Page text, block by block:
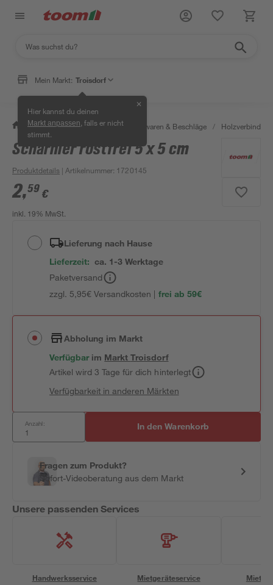
Mein Markt: Troisdorf
Hier kannst du deinen
Markt anpassen , falls er nicht
stimmt.
✕
/ Werkstatt & Maschinen / Eisenwaren & Beschläge / Holzverbinder
Scharnier rostfrei 5 x 5 cm
Produktdetails | Artikelnummer: 1720145
2,59 €
inkl. 19% MwSt.
Lieferung nach Hause
Lieferzeit: ca. 1-3 Werktage
Paketversand
zzgl. 5,95€ Versandkosten | frei ab 59€
Abholung im Markt
Verfügbar im MarktTroisdorf
Artikel wird 3 Tage für dich hinterlegt
Verfügbarkeit in anderen Märkten
Anzahl: In den Warenkorb
Fragen zum Produkt?
Sofort-Videoberatung aus dem Markt
Unsere passenden Services
Handwerksservice Mietgeräteservice